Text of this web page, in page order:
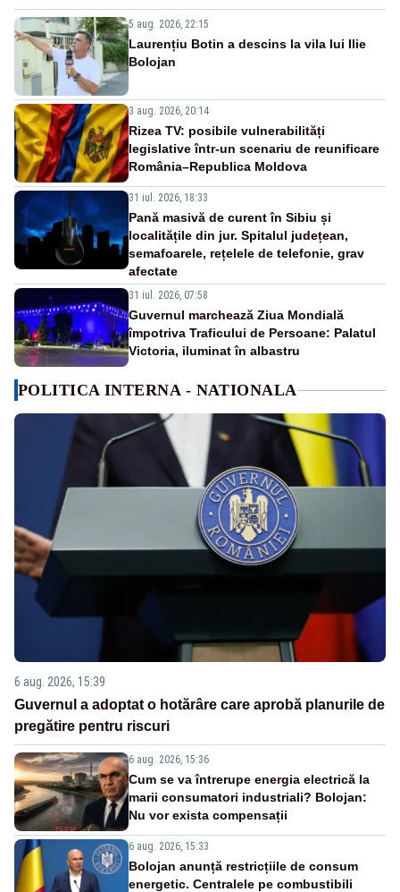
5 aug. 2026, 22:15
Laurențiu Botin a descins la vila lui Ilie
Bolojan
3 aug. 2026, 20:14
Rizea TV: posibile vulnerabilități
legislative într-un scenariu de reunificare
România–Republica Moldova
31 iul. 2026, 18:33
Pană masivă de curent în Sibiu și
localitățile din jur. Spitalul județean,
semafoarele, rețelele de telefonie, grav
afectate
31 iul. 2026, 07:58
Guvernul marchează Ziua Mondială
împotriva Traficului de Persoane: Palatul
Victoria, iluminat în albastru
POLITICA INTERNA - NATIONALA
6 aug. 2026, 15:39
Guvernul a adoptat o hotărâre care aprobă planurile de
pregătire pentru riscuri
6 aug. 2026, 15:36
Cum se va întrerupe energia electrică la
marii consumatori industriali? Bolojan:
Nu vor exista compensații
6 aug. 2026, 15:33
Bolojan anunță restricțiile de consum
energetic. Centralele pe combustibili